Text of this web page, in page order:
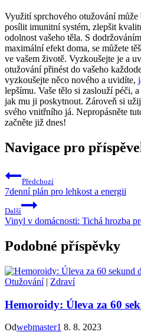
Využití sprchového otužování
posílit imunitní systém, zlepšit
odolnost vašeho těla. S
maximální efekt doma, se můžete
ve vašem životě. Vyzkoušejte je a
otužování přinést do vašeho
vyzkoušejte něco nového a uvidíte,
lepšímu. Vaše tělo si zaslouží péči,
jak mu ji poskytnout. Zároveň si
svého vnitřního já. Nepropásněte
začněte již dnes!
Navigace pro
Předchozí
7denní plán pro lehkost a energii
Další
Vinyl v domácnosti: Tichá hrozba
Podobné příspěvky
Otužování| Zdraví
Hemoroidy: Úleva za 60
Odwebmaster1 8. 8. 2023